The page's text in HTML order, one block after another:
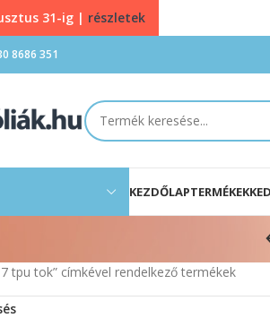
8686 351
KEZDŐLAPTERMÉKEK
tpu tok” címkével rendelkező termékek
31-ig | részletek